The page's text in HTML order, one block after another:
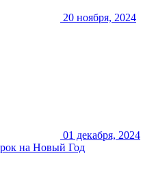
20 ноября, 2024
01 декабря, 2024
на Новый Год